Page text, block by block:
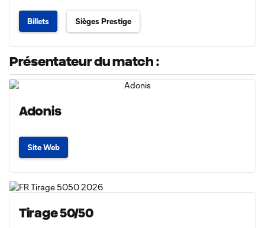
Billets Sièges Prestige
Présentateur du match :
Adonis
Site Web
Tirage 50/50